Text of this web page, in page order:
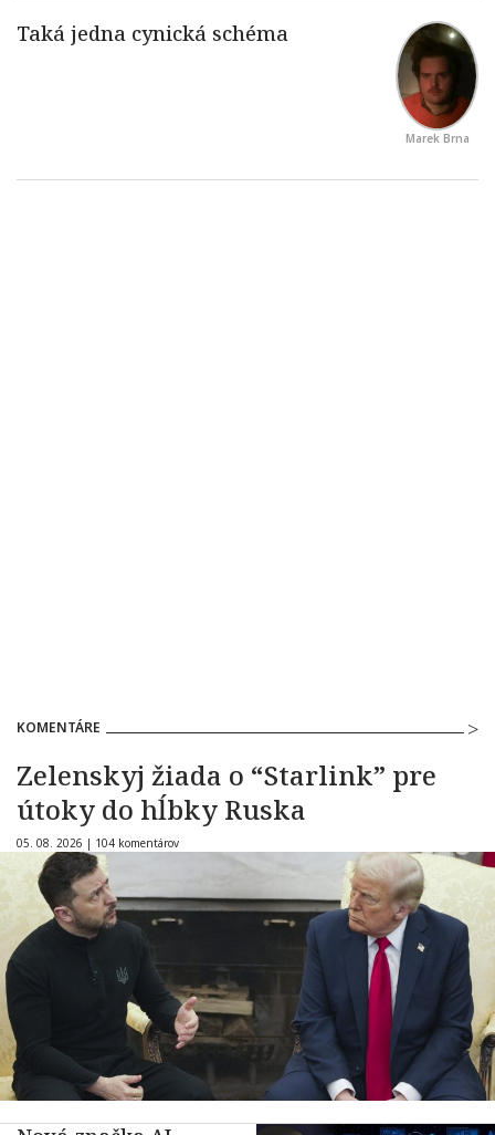
Marek Brna
KOMENTÁRE
Zelenskyj žiada o “Starlink” pre
útoky do hĺbky Ruska
05. 08. 2026 | 104 komentárov